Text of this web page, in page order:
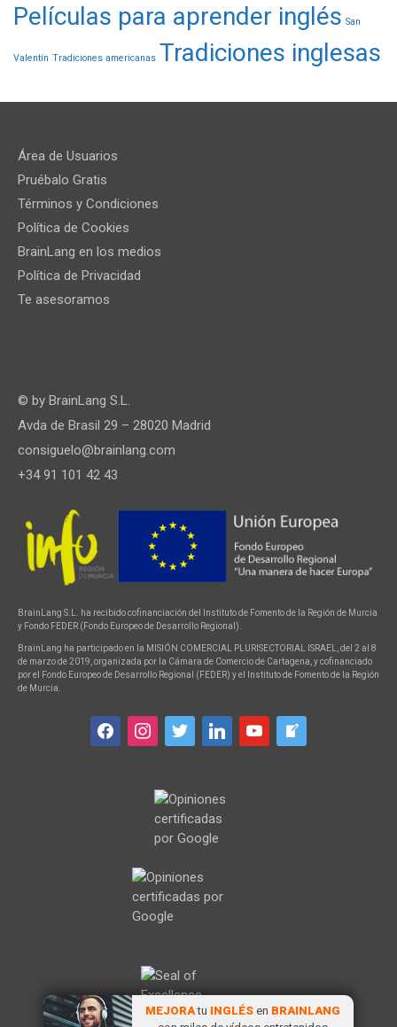
MEJORAtu INGLÉS en BRAINLANG
Películas para aprender inglés San
Valentín Tradiciones americanas Tradiciones inglesas
Área de Usuarios
Pruébalo Gratis
Términos y Condiciones
Política de Cookies
BrainLang en los medios
Política de Privacidad
Te asesoramos
© by BrainLang S.L.
Avda de Brasil 29 – 28020 Madrid
consiguelo@brainlang.com
+34 91 101 42 43
BrainLang S.L. ha recibido cofinanciación del Instituto de Fomento de la Región de Murcia
y Fondo FEDER (Fondo Europeo de Desarrollo Regional).
BrainLang ha participado en la MISIÓN COMERCIAL PLURISECTORIAL ISRAEL, del 2 al 8
de marzo de 2019, organizada por la Cámara de Comercio de Cartagena, y cofinanciado
por el Fondo Europeo de Desarrollo Regional (FEDER) y el Instituto de Fomento de la Región
de Murcia.
facebookinstagram
twitter linkedin youtube welcome-
write-